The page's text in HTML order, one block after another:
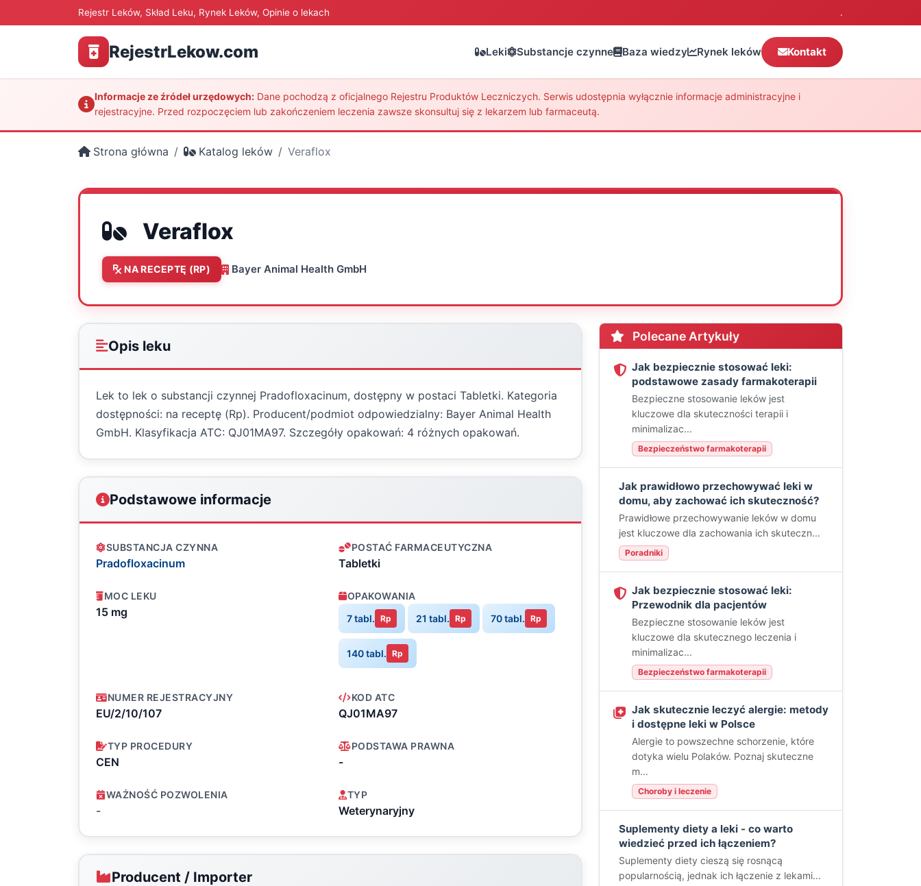
Rejestr Leków, Skład Leku, Rynek Leków, Opinie o lekach .
RejestrLekow.com Leki Substancje czynne Baza wiedzy Rynek leków Kontakt
Informacje ze źródeł urzędowych: Dane pochodzą z oficjalnego Rejestru Produktów Leczniczych. Serwis udostępnia wyłącznie informacje administracyjne i
rejestracyjne. Przed rozpoczęciem lub zakończeniem leczenia zawsze skonsultuj się z lekarzem lub farmaceutą.
Strona główna Katalog leków Veraflox
Veraflox
NA RECEPTĘ (RP) Bayer Animal Health GmbH
Opis leku
Lek to lek o substancji czynnej Pradofloxacinum, dostępny w postaci Tabletki. Kategoria
dostępności: na receptę (Rp). Producent/podmiot odpowiedzialny: Bayer Animal Health
GmbH. Klasyfikacja ATC: QJ01MA97. Szczegóły opakowań: 4 różnych opakowań.
Podstawowe informacje
SUBSTANCJA CZYNNA
Pradofloxacinum
POSTAĆ FARMACEUTYCZNA
Tabletki
MOC LEKU
15 mg
OPAKOWANIA
7 tabl. Rp 21 tabl. Rp 70 tabl. Rp
140 tabl. Rp
NUMER REJESTRACYJNY
EU/2/10/107
KOD ATC
QJ01MA97
TYP PROCEDURY
CEN
PODSTAWA PRAWNA
-
WAŻNOŚĆ POZWOLENIA
-
TYP
Weterynaryjny
Producent / Importer
Polecane Artykuły
Jak bezpiecznie stosować leki:
podstawowe zasady farmakoterapii
Bezpieczne stosowanie leków jest
kluczowe dla skuteczności terapii i
minimalizac...
Bezpieczeństwo farmakoterapii
Jak prawidłowo przechowywać leki w
domu, aby zachować ich skuteczność?
Prawidłowe przechowywanie leków w domu
jest kluczowe dla zachowania ich skuteczn...
Poradniki
Jak bezpiecznie stosować leki:
Przewodnik dla pacjentów
Bezpieczne stosowanie leków jest
kluczowe dla skutecznego leczenia i
minimalizac...
Bezpieczeństwo farmakoterapii
Jak skutecznie leczyć alergie: metody
i dostępne leki w Polsce
Alergie to powszechne schorzenie, które
dotyka wielu Polaków. Poznaj skuteczne
m...
Choroby i leczenie
Suplementy diety a leki - co warto
wiedzieć przed ich łączeniem?
Suplementy diety cieszą się rosnącą
popularnością, jednak ich łączenie z lekami...